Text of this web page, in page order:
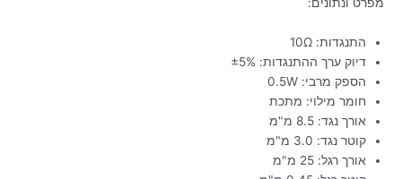
מפרט ונתונים:
התנגדות: 10Ω
דיוק ערך ההתנגדות: ±5%
הספק מרבי: 0.5W
חומר מילוי: מתכת
אורך נגד: 8.5 מ"מ
קוטר נגד: 3.0 מ"מ
אורך רגל: 25 מ"מ